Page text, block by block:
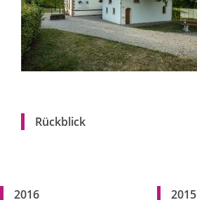
Rückblick
2016 2015